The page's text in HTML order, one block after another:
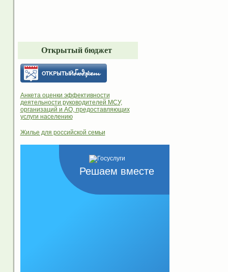
Открытый бюджет
Анкета оценки эффективности
деятельности руководителей МСУ,
организаций и АО, предоставляющих
услуги населению
Жилье для российской семьи
Решаем вместе